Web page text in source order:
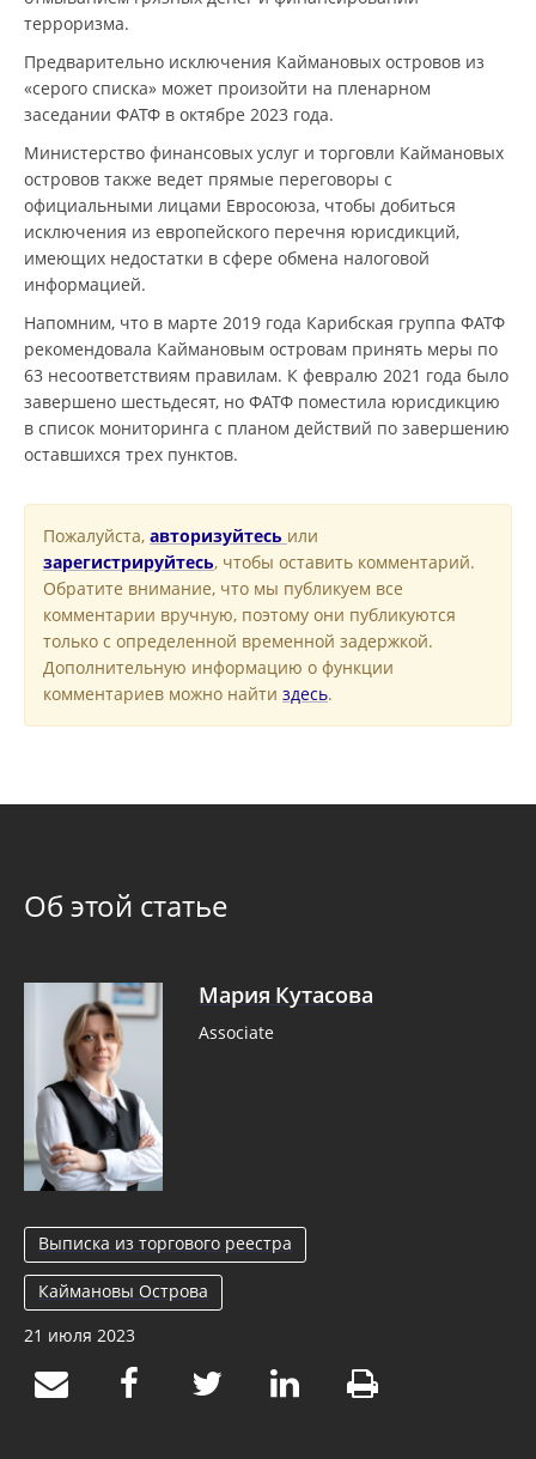
терроризма.
Предварительно исключения Каймановых островов из
«серого списка» может произойти на пленарном
заседании ФАТФ в октябре 2023 года.
Министерство финансовых услуг и торговли Каймановых
островов также ведет прямые переговоры с
официальными лицами Евросоюза, чтобы добиться
исключения из европейского перечня юрисдикций,
имеющих недостатки в сфере обмена налоговой
информацией.
Напомним, что в марте 2019 года Карибская группа ФАТФ
рекомендовала Каймановым островам принять меры по
63 несоответствиям правилам. К февралю 2021 года было
завершено шестьдесят, но ФАТФ поместила юрисдикцию
в список мониторинга с планом действий по завершению
оставшихся трех пунктов.
Пожалуйста, авторизуйтесь или
зарегистрируйтесь, чтобы оставить комментарий.
Обратите внимание, что мы публикуем все
комментарии вручную, поэтому они публикуются
только с определенной временной задержкой.
Дополнительную информацию о функции
комментариев можно найти здесь.
Об этой статье
Мария Кутасова
Associate
Выписка из торгового реестра
Каймановы Острова
21 июля 2023